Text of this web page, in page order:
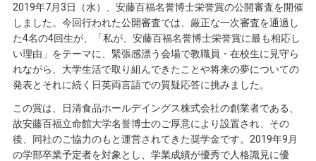
2019年7月3日（水）、安藤百福名誉博士栄誉賞の公開審査を開催
しました。今回行われた公開審査では、厳正な一次審査を通過し
た4名の4回生が、「私が、安藤百福名誉博士栄誉賞に最も相応し
い理由」をテーマに、緊張感漂う会場で教職員・在校生に見守ら
れながら、大学生活で取り組んできたことや将来の夢についての
発表とそれに続く日英両言語での質疑応答に挑みました。
この賞は、日清食品ホールデイングス株式会社の創業者である、
故安藤百福立命館大学名誉博士のご厚意により設置され、その
後、同社のご協力のもと運営されてきた奨学金です。2019年9月
の学部卒業予定者を対象とし、学業成績が優秀で人格識見に優